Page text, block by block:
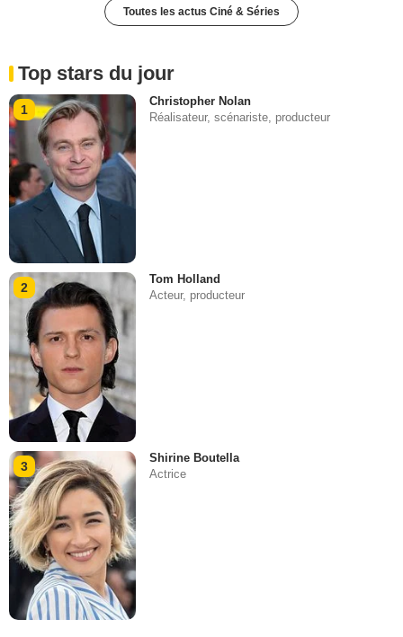
Toutes les actus Ciné & Séries
Top stars du jour
1
Christopher Nolan
Réalisateur, scénariste, producteur
2
Tom Holland
Acteur, producteur
3
Shirine Boutella
Actrice